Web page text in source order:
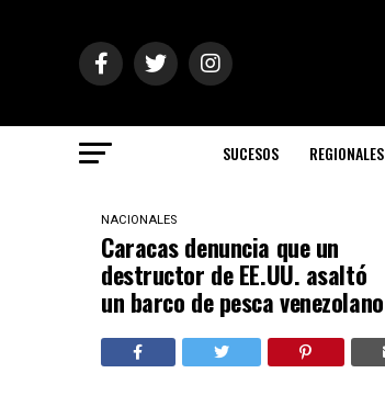
SUCESOS REGIONALES
NACIONALES
Caracas denuncia que un
destructor de EE.UU. asaltó
un barco de pesca venezolano